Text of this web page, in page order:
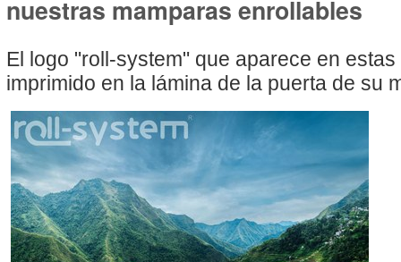
nuestras mamparas enrollables
El logo "roll-system" que aparece en
imprimido en la lámina de la puerta de su